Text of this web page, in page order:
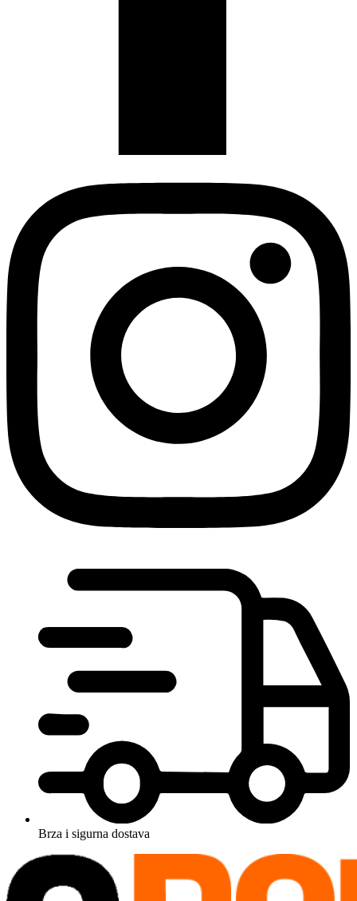
Brza i sigurna dostava